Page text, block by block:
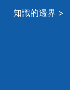
知識的邊界 >